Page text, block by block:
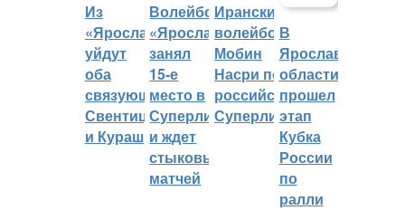
Из
«Ярославича»
уйдут
оба
связующих:
Свентицкис
и Кураш
Волейбольный
«Ярославич»
занял
15-е
место в
Суперлиге
и ждет
стыковых
матчей
Иранский
волейболист
Мобин
Насри покинет
российскую
Суперлигу
В
Ярославской
области
прошел
этап
Кубка
России
по
ралли